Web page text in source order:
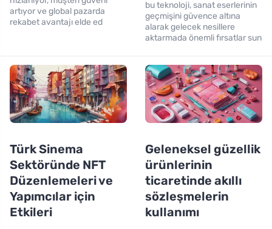
artıyor ve global pazarda
rekabet avantajı elde ed
bu teknoloji, sanat eserlerinin
geçmişini güvence altına
alarak gelecek nesillere
aktarmada önemli fırsatlar sun
Türk Sinema
Sektöründe NFT
Düzenlemeleri ve
Yapımcılar için
Etkileri
Geleneksel güzellik
ürünlerinin
ticaretinde akıllı
sözleşmelerin
kullanımı